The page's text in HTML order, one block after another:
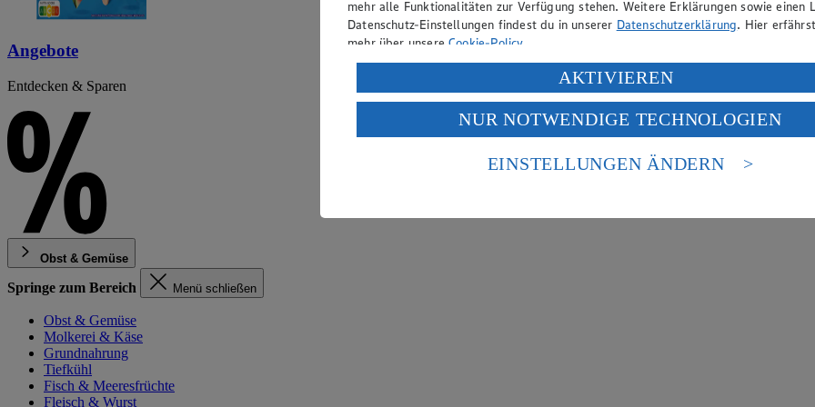
Angebote
Entdecken & Sparen
Obst & Gemüse
Springe zum Bereich Menü schließen
Obst & Gemüse
Molkerei & Käse
Grundnahrung
Tiefkühl
Fisch & Meeresfrüchte
Fleisch & Wurst
mehr alle Funktionalitäten zur Verfügung stehen. Weitere Erklärungen sowie einen
Datenschutz-Einstellungen findest du in unserer Datenschutzerklärung. Hier
mehr über unsereCookie-Policy.
Verarbeitung deiner personenbezogenen Daten in den USA durch Facebook und
Wenn du auf „Aktivieren“ klickst, willigst du im Sinne des Art. 49 Abs. 1 Satz 1 lit.
ein, dass deine Daten in den USA verarbeitet werden. Der EuGH sieht die USA als
einem nach europäischen Standards nicht angemessenen Datenschutzniveau an. Es
Risiko eines Zugriffs durch US-amerikanische Behörden.
AKTIVIEREN
NUR NOTWENDIGE TECHNOLOGIEN
EINSTELLUNGEN ÄNDERN